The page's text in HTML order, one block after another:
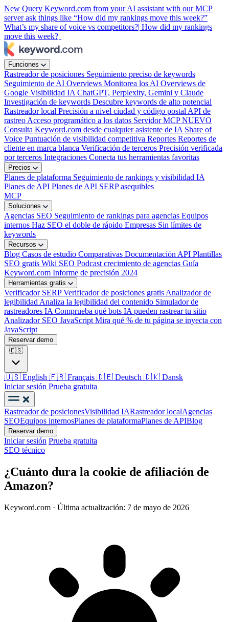
New Query Keyword.com from your AI assistant with our MCP
server ask things like “How did my rankings move this week?”
What’s my share of voice vs competitors?| How did my rankings
move this week?
Funciones
Rastreador de posiciones Seguimiento preciso de keywords
Seguimiento de AI Overviews Monitorea los AI Overviews de
Google Visibilidad IA ChatGPT, Perplexity, Gemini y Claude
Investigación de keywords Descubre keywords de alto potencial
Rastreador local Precisión a nivel ciudad y código postal API de
rastreo Acceso programático a los datos Servidor MCPNUEVO
Consulta Keyword.com desde cualquier asistente de IA Share of
Voice Puntuación de visibilidad competitiva Reportes Reportes de
cliente en marca blanca Verificación de terceros Precisión verificada
por terceros Integraciones Conecta tus herramientas favoritas
Precios
Planes de plataforma Seguimiento de rankings y visibilidad IA
Planes de API Planes de API SERP asequibles
MCP
Soluciones
Agencias SEO Seguimiento de rankings para agencias Equipos
internos Haz SEO el doble de rápido Empresas Sin límites de
keywords
Recursos
Blog Casos de estudio Comparativas Documentación API Plantillas
SEO gratis Wiki SEO Podcast crecimiento de agencias Guía
Keyword.com Informe de precisión 2024
Herramientas gratis
Verificador SERPVerificador de posiciones gratis Analizador de
legibilidad Analiza la legibilidad del contenido Simulador de
rastreadores IA Comprueba qué bots IA pueden rastrear tu sitio
Analizador SEO JavaScript Mira qué % de tu página se inyecta con
JavaScript
Reservar demo
🇪🇸
🇺🇸 English 🇫🇷 Français 🇩🇪 Deutsch 🇩🇰 Dansk
Iniciar sesión Prueba gratuita
Rastreador de posicionesVisibilidad IARastreador localAgencias
SEOEquipos internosPlanes de plataformaPlanes de APIBlog
Reservar demo
Iniciar sesión Prueba gratuita
SEO técnico
¿Cuánto dura la cookie de afiliación de
Amazon?
Keyword.com · Última actualización: 7 de mayo de 2026